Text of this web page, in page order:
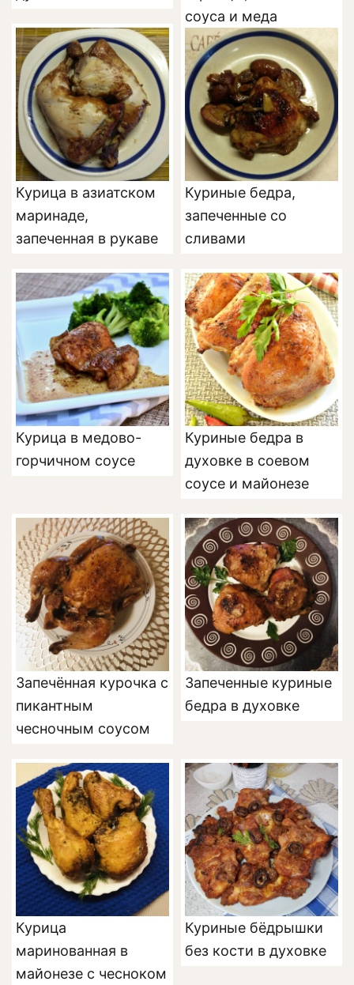
соуса и меда
Курица в азиатском
маринаде,
запеченная в рукаве
Куриные бедра,
запеченные со
сливами
Курица в медово-
горчичном соусе
Куриные бедра в
духовке в соевом
соусе и майонезе
Запечённая курочка с
пикантным
чесночным соусом
Запеченные куриные
бедра в духовке
Курица
маринованная в
майонезе с чесноком
Куриные бёдрышки
без кости в духовке